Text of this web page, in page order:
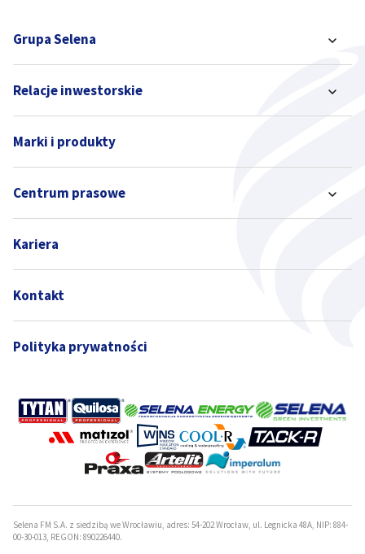
Grupa Selena
Relacje inwestorskie
Marki i produkty
Centrum prasowe
Kariera
Kontakt
Polityka prywatności
Selena FM S.A. z siedzibą we Wrocławiu, adres: 54-202 Wrocław, ul. Legnicka 48A, NIP: 884-
00-30-013, REGON: 890226440.